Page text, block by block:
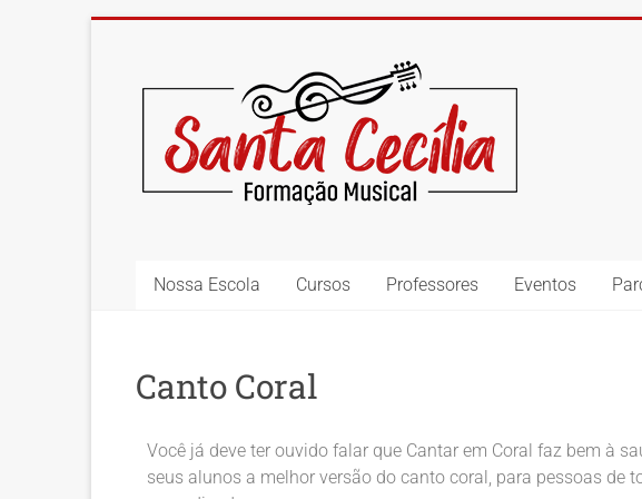
Nossa Escola Cursos Professores Eventos
Canto Coral
Você já deve ter ouvido falar que Cantar em Coral faz bem à
seus alunos a melhor versão do canto coral, para pessoas